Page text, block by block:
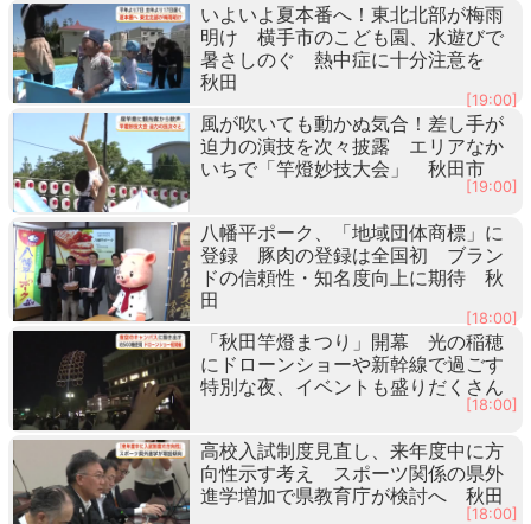
いよいよ夏本番へ！東北北部が梅雨
明け 横手市のこども園、水遊びで
暑さしのぐ 熱中症に十分注意を
秋田
[19:00]
風が吹いても動かぬ気合！差し手が
迫力の演技を次々披露 エリアなか
いちで「竿燈妙技大会」 秋田市
[19:00]
八幡平ポーク、「地域団体商標」に
登録 豚肉の登録は全国初 ブラン
ドの信頼性・知名度向上に期待 秋
田
[18:00]
「秋田竿燈まつり」開幕 光の稲穂
にドローンショーや新幹線で過ごす
特別な夜、イベントも盛りだくさん
[18:00]
高校入試制度見直し、来年度中に方
向性示す考え スポーツ関係の県外
進学増加で県教育庁が検討へ 秋田
[18:00]